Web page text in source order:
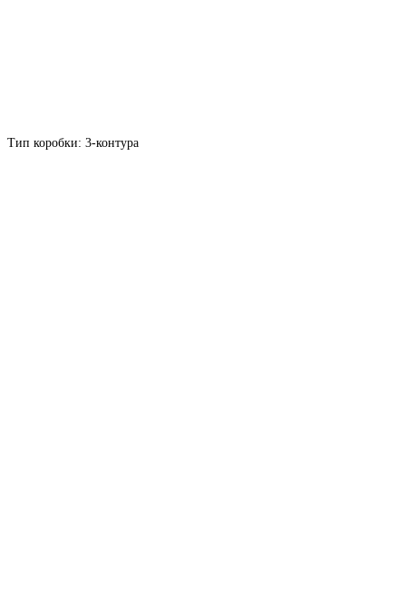
Тип коробки: 3-контура